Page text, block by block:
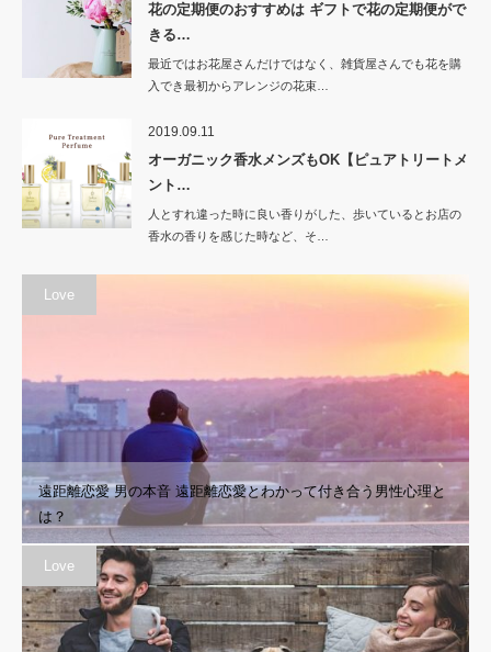
花の定期便のおすすめは ギフトで花の定期便がで
きる…
最近ではお花屋さんだけではなく、雑貨屋さんでも花を購
入でき最初からアレンジの花束…
2019.09.11
オーガニック香水メンズもOK【ピュアトリートメ
ント…
人とすれ違った時に良い香りがした、歩いているとお店の
香水の香りを感じた時など、そ…
Love
遠距離恋愛 男の本音 遠距離恋愛とわかって付き合う男性心理と
は？
Love